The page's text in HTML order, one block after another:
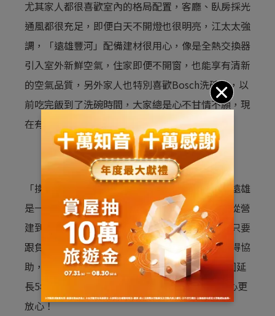
尤其家人都很喜歡室內的格局配置，客廳、臥房採光
通風都很充足，即便白天不開燈也很明亮，江太太強
調，「遠雄豐河」配備建材很用心，像是全熱交換器
引入室外新鮮空氣，住家即便不開窗，也能享有清新
的空氣品質，另外家人也特別喜歡Bosch洗碗機，以
前吃完飯到了洗碗時間，大家總是心不甘情不願，現
在有了這台機器，真的是太棒了！
「換屋，挑選品牌建商很重要！」江先生談到，遠雄
是一家具規模的品牌建商很值得信賴，而且公司從營
建到銷售端及售後服務，皆採一條龍經營模式，只要
跟負責接洽的業務人員聯繫就能第一時間立即獲得協
助，加上公司提出防水保固延長5年、地磚壁保固延
長5年，以及結構體保固25年，讓一家人買房安心更
放心！